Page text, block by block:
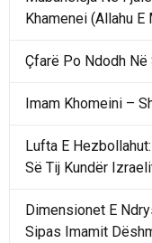
Khamenei (Allahu
Çfarë Po Ndodh Në
Imam Khomeini –
Lufta E
Së Tij Kundër
Dimensionet E
Sipas Imamit